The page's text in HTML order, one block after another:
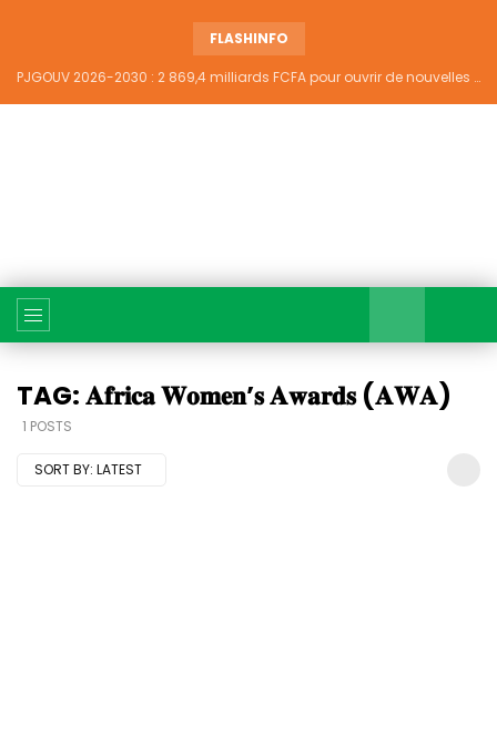
FLASHINFO
PJGOUV 2026-2030 : 2 869,4 milliards FCFA pour ouvrir de nouvelles perspectives à plus de 5,2 millions de jeunes ivoiriens
TAG: 𝐀𝐟𝐫𝐢𝐜𝐚 𝐖𝐨𝐦𝐞𝐧’𝐬 𝐀𝐰𝐚𝐫𝐝𝐬 (𝐀𝐖𝐀)
1 POSTS
SORT BY: LATEST